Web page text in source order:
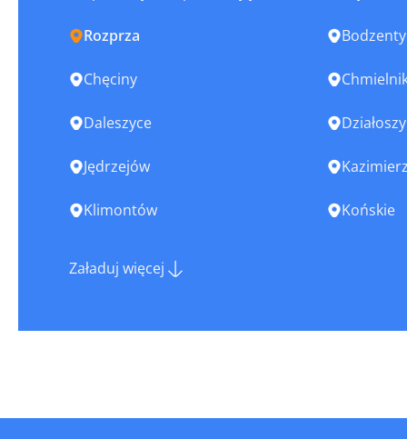
Rozprza
Chęciny
Daleszyce
Jędrzejów
Klimontów Końskie
Załaduj więcej